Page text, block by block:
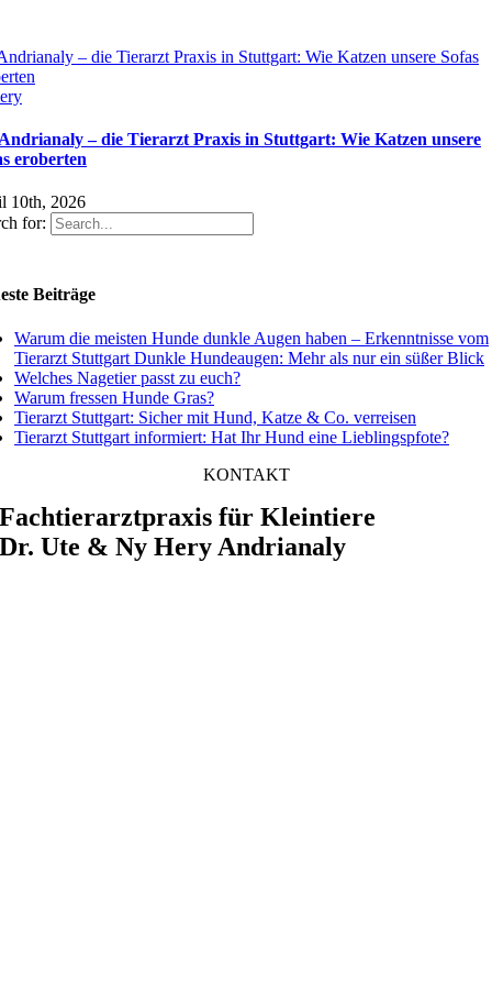
– die Tierarzt Praxis in Stuttgart: Wie Katzen unsere Sofas
– die Tierarzt Praxis in Stuttgart: Wie Katzen unsere
eroberten
10th, 2026
for:
Beiträge
Warum die meisten Hunde dunkle Augen haben – Erkenntnisse vom
Tierarzt Stuttgart Dunkle Hundeaugen: Mehr als nur ein süßer Blick
Welches Nagetier passt zu euch?
Warum fressen Hunde Gras?
Tierarzt Stuttgart: Sicher mit Hund, Katze & Co. verreisen
Tierarzt Stuttgart informiert: Hat Ihr Hund eine Lieblingspfote?
KONTAKT
Fachtierarztpraxis für Kleintiere
Dr. Ute & Ny Hery Andrianaly